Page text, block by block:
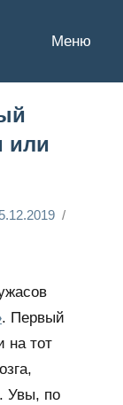
Меню
или
. Первый
на тот
Увы, по